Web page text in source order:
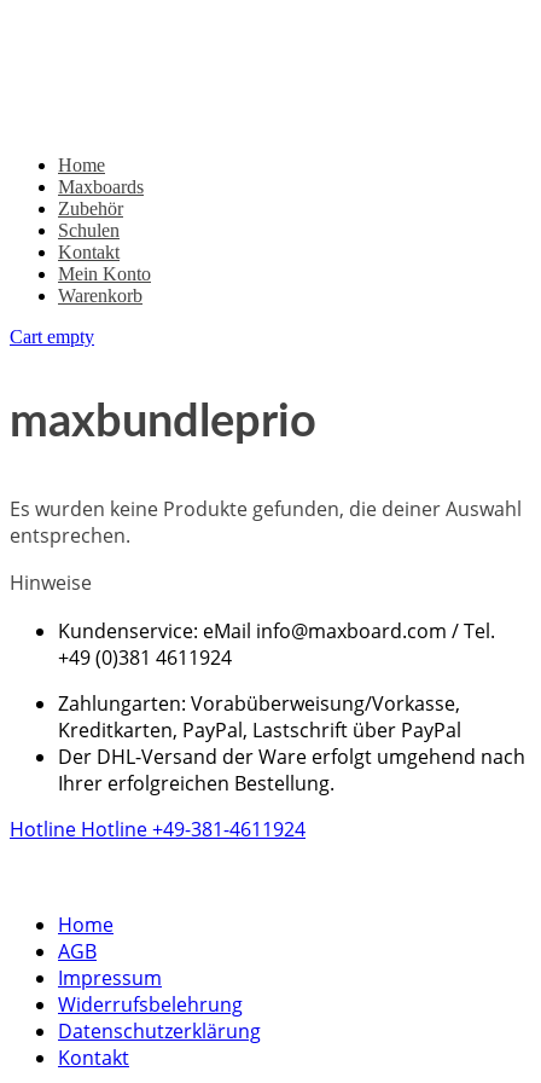
Home
Maxboards
Zubehör
Schulen
Kontakt
Mein Konto
Warenkorb
Cart empty
maxbundleprio
Es wurden keine Produkte gefunden, die deiner Auswahl
entsprechen.
Hinweise
Kundenservice: eMail info@maxboard.com / Tel.
+49 (0)381 4611924
Zahlungarten: Vorabüberweisung/Vorkasse,
Kreditkarten, PayPal, Lastschrift über PayPal
Der DHL-Versand der Ware erfolgt umgehend nach
Ihrer erfolgreichen Bestellung.
Hotline Hotline+49-381-4611924
Home
AGB
Impressum
Widerrufsbelehrung
Datenschutzerklärung
Kontakt